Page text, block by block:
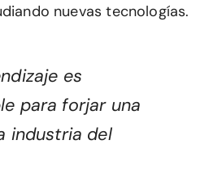
nuevas tecnologías.
es
para forjar una
industria del